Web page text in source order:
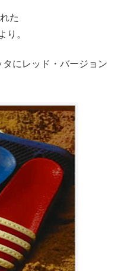
た
り。
にレッド・バージョン